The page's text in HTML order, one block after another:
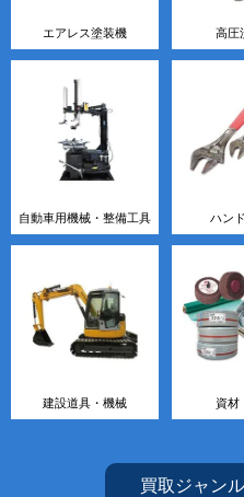
エアレス塗装機 高圧
自動車用機械・整備工具 ハン
建設道具・機械 資材
買取ジャン